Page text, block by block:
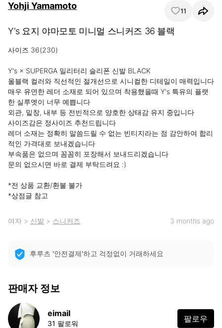
Yohji Yamamoto 11
Y's 요지 야마모토 미니멀 스니커즈 36 블랙
사이즈 36(230)
Y's × SUPERGA 밀리터리 슬리폰 신발 BLACK
올블랙 컬러와 직선적인 절개선으로 시니컬한 디테일이 매력입니다
매우 유연한 레더 소재로 되어 있으며 착용했을때 Y's 특유의 플랫
한 실루엣이 너무 예쁩니다
외관, 밑창, 내부 등 전빈적으로 양호한 상태감 유지 중입니다
사이즈감은 정사이즈 추천드립니다
레더 소재는 정확히 말씀드릴 수 없는 빈티지라는 점 감안하여 합리
적인 가격대로 보내겠습니다
부속품은 없으며 꼼꼼히 포장해서 보내드리겠습니다
문의 없으시면 바로 결제 부탁드려요 :)
*전 상품 교환/환불 불가
*상점글 참고
여자 > 신발 > 스니커즈 3 months ago
후루츠 '안전결제'하고 걱정없이 거래하세요
판매자 정보
eimail
31 팔로워 팔로우